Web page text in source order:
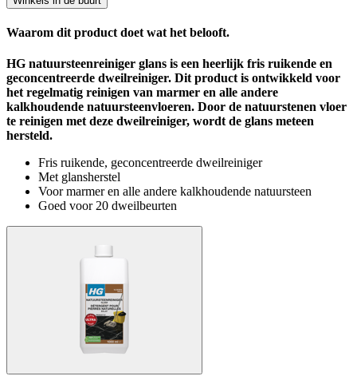
Waarom dit product doet wat het belooft.
HG natuursteenreiniger glans is een heerlijk fris ruikende en
geconcentreerde dweilreiniger. Dit product is ontwikkeld voor
het regelmatig reinigen van marmer en alle andere
kalkhoudende natuursteenvloeren. Door de natuurstenen vloer
te reinigen met deze dweilreiniger, wordt de glans meteen
hersteld.
Fris ruikende, geconcentreerde dweilreiniger
Met glansherstel
Voor marmer en alle andere kalkhoudende natuursteen
Goed voor 20 dweilbeurten